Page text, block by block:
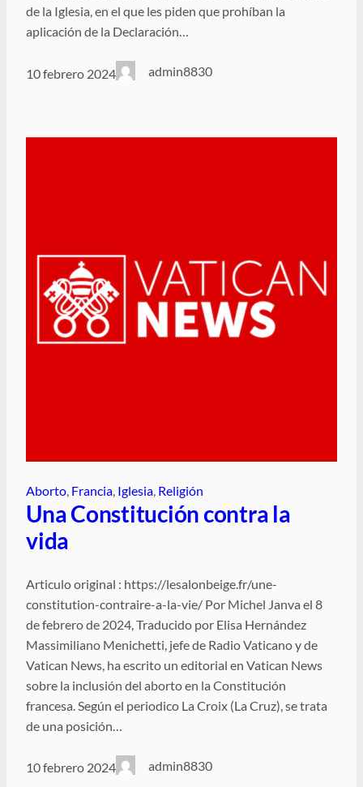
de la Iglesia, en el que les piden que prohíban la
aplicación de la Declaración…
10 febrero 2024 admin8830
Aborto Francia Iglesia Religión
Una Constitución contra la
vida
Articulo original : https://lesalonbeige.fr/une-
constitution-contraire-a-la-vie/ Por Michel Janva el 8
de febrero de 2024, Traducido por Elisa Hernández
Massimiliano Menichetti, jefe de Radio Vaticano y de
Vatican News, ha escrito un editorial en Vatican News
sobre la inclusión del aborto en la Constitución
francesa. Según el periodico La Croix (La Cruz), se trata
de una posición…
10 febrero 2024 admin8830